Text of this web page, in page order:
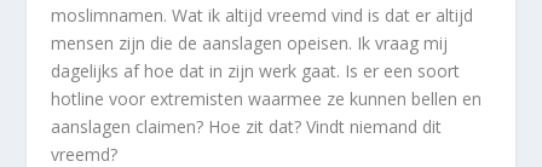
moslimnamen. Wat ik altijd vreemd vind is dat er altijd
mensen zijn die de aanslagen opeisen. Ik vraag mij
dagelijks af hoe dat in zijn werk gaat. Is er een soort
hotline voor extremisten waarmee ze kunnen bellen en
aanslagen claimen? Hoe zit dat? Vindt niemand dit
vreemd?